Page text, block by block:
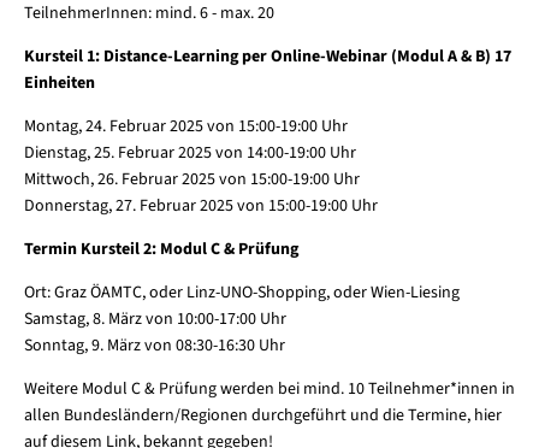
TeilnehmerInnen: mind. 6 - max. 20
Kursteil 1: Distance-Learning per Online-Webinar (Modul A & B) 17
Einheiten
Montag, 24. Februar 2025 von 15:00-19:00 Uhr
Dienstag, 25. Februar 2025 von 14:00-19:00 Uhr
Mittwoch, 26. Februar 2025 von 15:00-19:00 Uhr
Donnerstag, 27. Februar 2025 von 15:00-19:00 Uhr
Termin Kursteil 2: Modul C & Prüfung
Ort: Graz ÖAMTC, oder Linz-UNO-Shopping, oder Wien-Liesing
Samstag, 8. März von 10:00-17:00 Uhr
Sonntag, 9. März von 08:30-16:30 Uhr
Weitere Modul C & Prüfung werden bei mind. 10 Teilnehmer*innen in
allen Bundesländern/Regionen durchgeführt und die Termine, hier
auf diesem Link, bekannt gegeben!